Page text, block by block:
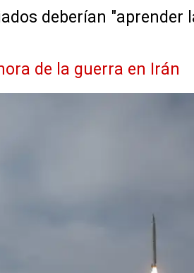
deberían
de la guerra en Irán